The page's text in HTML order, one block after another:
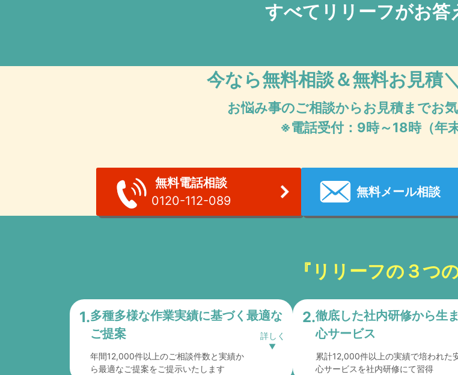
すべてリリーフがお答
今なら無料相談＆無料お見積
お悩み事のご相談からお見積までお
※電話受付：9時～18時（年
無料電話相談
0120-112-089
無料メール相談
『リリーフの３つ
1.多種多様な作業実績に基づく最適な
ご提案
年間12,000件以上のご相談件数と実績か
ら最適なご提案をご提示いたします
2.徹底した社内研修から生
心サービス
累計12,000件以上の実績で培われた
心サービスを社内研修にて習得